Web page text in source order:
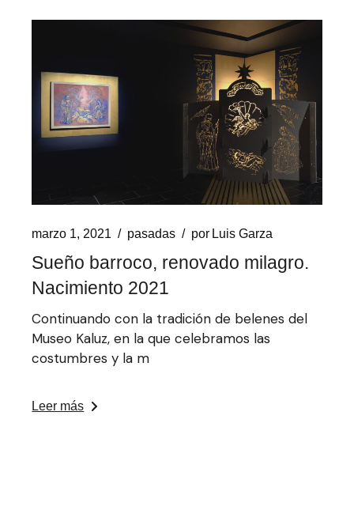
marzo 1, 2021 pasadas por Luis Garza
Sueño barroco, renovado milagro.
Nacimiento 2021
Continuando con la tradición de belenes del
Museo Kaluz, en la que celebramos las
costumbres y la m
Leer más